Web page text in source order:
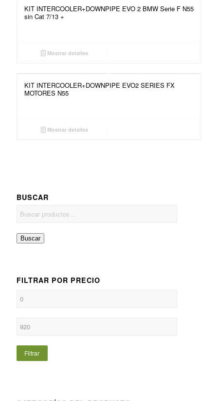
KIT INTERCOOLER+DOWNPIPE EVO 2 BMW Serie F N55
sin Cat 7/13 +
Mostrar detalles
KIT INTERCOOLER+DOWNPIPE EVO2 SERIES FX
MOTORES N55
Mostrar detalles
BUSCAR
Buscar
FILTRAR POR PRECIO
Filtrar